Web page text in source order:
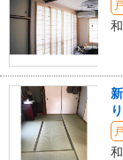
り